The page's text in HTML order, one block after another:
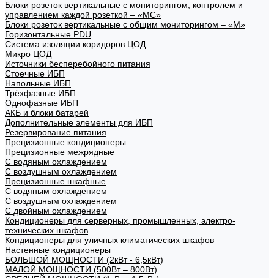
Блоки розеток вертикальные с мониторингом, контролем и
управлением каждой розеткой – «МС»
Блоки розеток вертикальные с общим мониторингом – «М»
Горизонтальные PDU
Система изоляции коридоров ЦОД
Микро ЦОД
Источники бесперебойного питания
Стоечные ИБП
Напольные ИБП
Трёхфазные ИБП
Однофазные ИБП
АКБ и блоки батарей
Дополнительные элементы для ИБП
Резервирование питания
Прецизионные кондиционеры
Прецизионные межрядные
С водяным охлаждением
С воздушным охлаждением
Прецизионные шкафные
С водяным охлаждением
С воздушным охлаждением
С двойным охлаждением
Кондиционеры для серверных, промышленных, электро-
технических шкафов
Кондиционеры для уличных климатических шкафов
Настенные кондиционеры
БОЛЬШОЙ МОЩНОСТИ (2кВт - 6,5кВт)
МАЛОЙ МОЩНОСТИ (500Вт – 800Вт)